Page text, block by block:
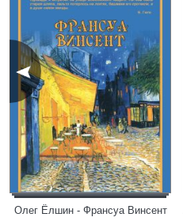
Олег Ёлшин - Франсуа Винсент